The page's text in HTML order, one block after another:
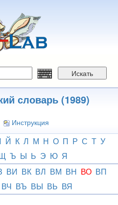
Искать
словарь (1989)
Инструкция
Й К Л М Н О П Р С Т У
Ъ Ы Ь Э Ю Я
ВИ ВК ВЛ ВМ ВН ВО ВП
ВЧ ВЪ ВЫ ВЬ ВЯ